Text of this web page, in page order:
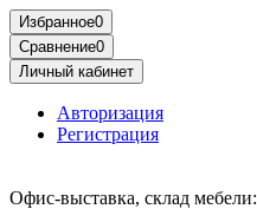
Избранное0
Сравнение0
Личный кабинет
Авторизация
Регистрация
Офис-выставка, склад мебели: